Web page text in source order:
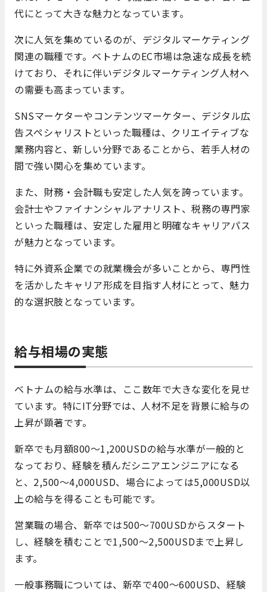
代にとって大きな魅力となっています。
次に人気を集めているのが、デジタルマーケティング
関連の職種です。ベトナムのEC市場は急速な成長を続
けており、それに伴いデジタルマーケティング人材へ
の需要も高まっています。
SNSマーケターやコンテンツマーケター、デジタル広
告スペシャリストといった職種は、クリエイティブな
業務内容と、新しい分野であることから、若手人材の
間で強い関心を集めています。
また、財務・会計職も安定した人気を誇っています。
会計士やファイナンシャルアナリスト、税務の専門家
といった職種は、安定した雇用と明確なキャリアパス
が魅力となっています。
特に外資系企業での就業機会が多いことから、専門性
を活かしたキャリア形成を目指す人材にとって、魅力
的な選択肢となっています。
給与相場の実態
ベトナムの給与水準は、ここ数年で大きな変化を見せ
ています。特にIT分野では、人材不足を背景に給与の
上昇が顕著です。
新卒でも月額800〜1,200USDの給与水準が一般的と
なっており、経験を積んだシニアエンジニアになる
と、2,500〜4,000USD、場合によっては5,000USD以
上の給与を得ることも可能です。
営業職の場合、新卒では500〜700USDからスタート
し、経験を積むことで1,500〜2,500USDまで上昇し
ます。
一般事務職については、新卒で400〜600USD、経験